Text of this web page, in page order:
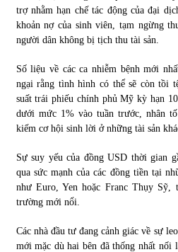
trợ nhằm hạn chế tác động của đại
khoản nợ của sinh viên, tạm ngừng
người dân không bị tịch thu tài sản.
Số liệu về các ca nhiễm bệnh mới
ngại rằng tình hình có thể sẽ còn tồi
suất trái phiếu chính phủ Mỹ kỳ hạn
dưới mức 1% vào tuần trước, nhân
kiếm cơ hội sinh lời ở những tài sản
Sự suy yếu của đồng USD thời gian
qua sức mạnh của các đồng tiền tại
như Euro, Yen hoặc Franc Thụy
trường mới nổi.
Các nhà đầu tư đang cảnh giác về sự
mới mặc dù hai bên đã thống nhất nối